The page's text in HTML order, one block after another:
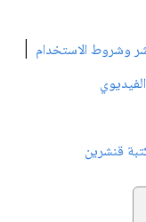
وشروط الاستخدام |
قنشرين